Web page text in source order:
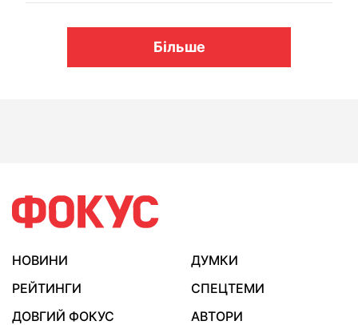
Більше
НОВИНИ
ДУМКИ
РЕЙТИНГИ
СПЕЦТЕМИ
ДОВГИЙ ФОКУС
АВТОРИ